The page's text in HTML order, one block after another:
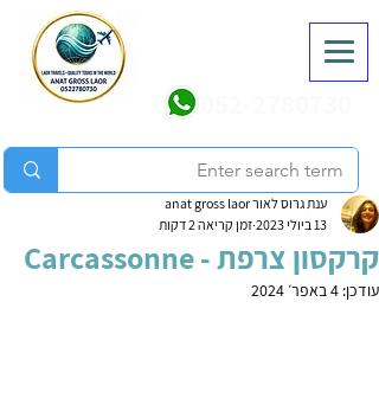
קרקסון צרפת - Carcassonne
ענת גרוס לאור anat gross laor
13 ביולי 2023
זמן קריאה 2 דקות
עודכן: 4 באפר׳ 2024